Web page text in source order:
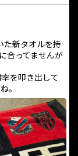
た新タオルを持
合ってませんが
を叩き出して
。